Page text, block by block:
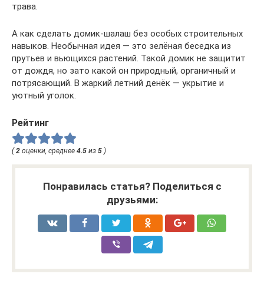
трава.
А как сделать домик-шалаш без особых строительных
навыков. Необычная идея — это зелёная беседка из
прутьев и вьющихся растений. Такой домик не защитит
от дождя, но зато какой он природный, органичный и
потрясающий. В жаркий летний денёк — укрытие и
уютный уголок.
Рейтинг
(2 оценки, среднее 4.5 из 5 )
Понравилась статья? Поделиться с
друзьями: